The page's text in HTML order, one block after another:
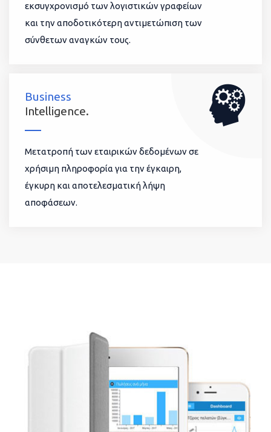
εκσυγχρονισμό των λογιστικών γραφείων
και την αποδοτικότερη αντιμετώπιση των
σύνθετων αναγκών τους.
Business
Intelligence.
Μετατροπή των εταιρικών δεδομένων σε
χρήσιμη πληροφορία για την έγκαιρη,
έγκυρη και αποτελεσματική λήψη
αποφάσεων.